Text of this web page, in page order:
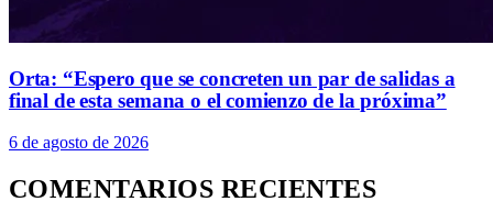
Orta: “Espero que se concreten un par de salidas a
final de esta semana o el comienzo de la próxima”
6 de agosto de 2026
COMENTARIOS RECIENTES